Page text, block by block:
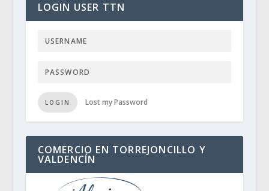
LOGIN USER TTN
LOGIN Lost my Password
COMERCIO EN TORREJONCILLO Y
VALDENCÍN